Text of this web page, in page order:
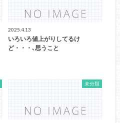
2025.4.13
いろいろ値上がりしてるけ
ど・・・､思うこと
未分類